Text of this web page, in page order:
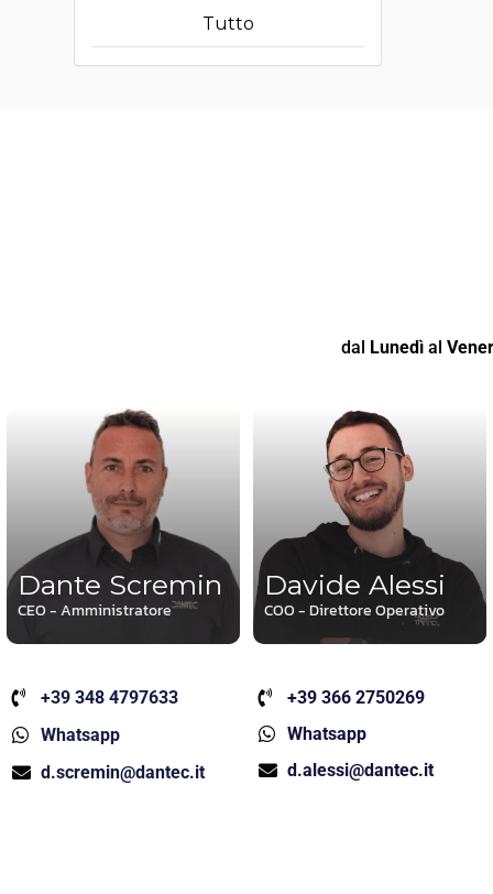
Tutto
dal Lunedìal
Dante Scremin
CEO - Amministratore
+39 348 4797633
Whatsapp
d.scremin@dantec.it
Davide Alessi
COO - Direttore Operativo
+39 366 2750269
Whatsapp
d.alessi@dantec.it